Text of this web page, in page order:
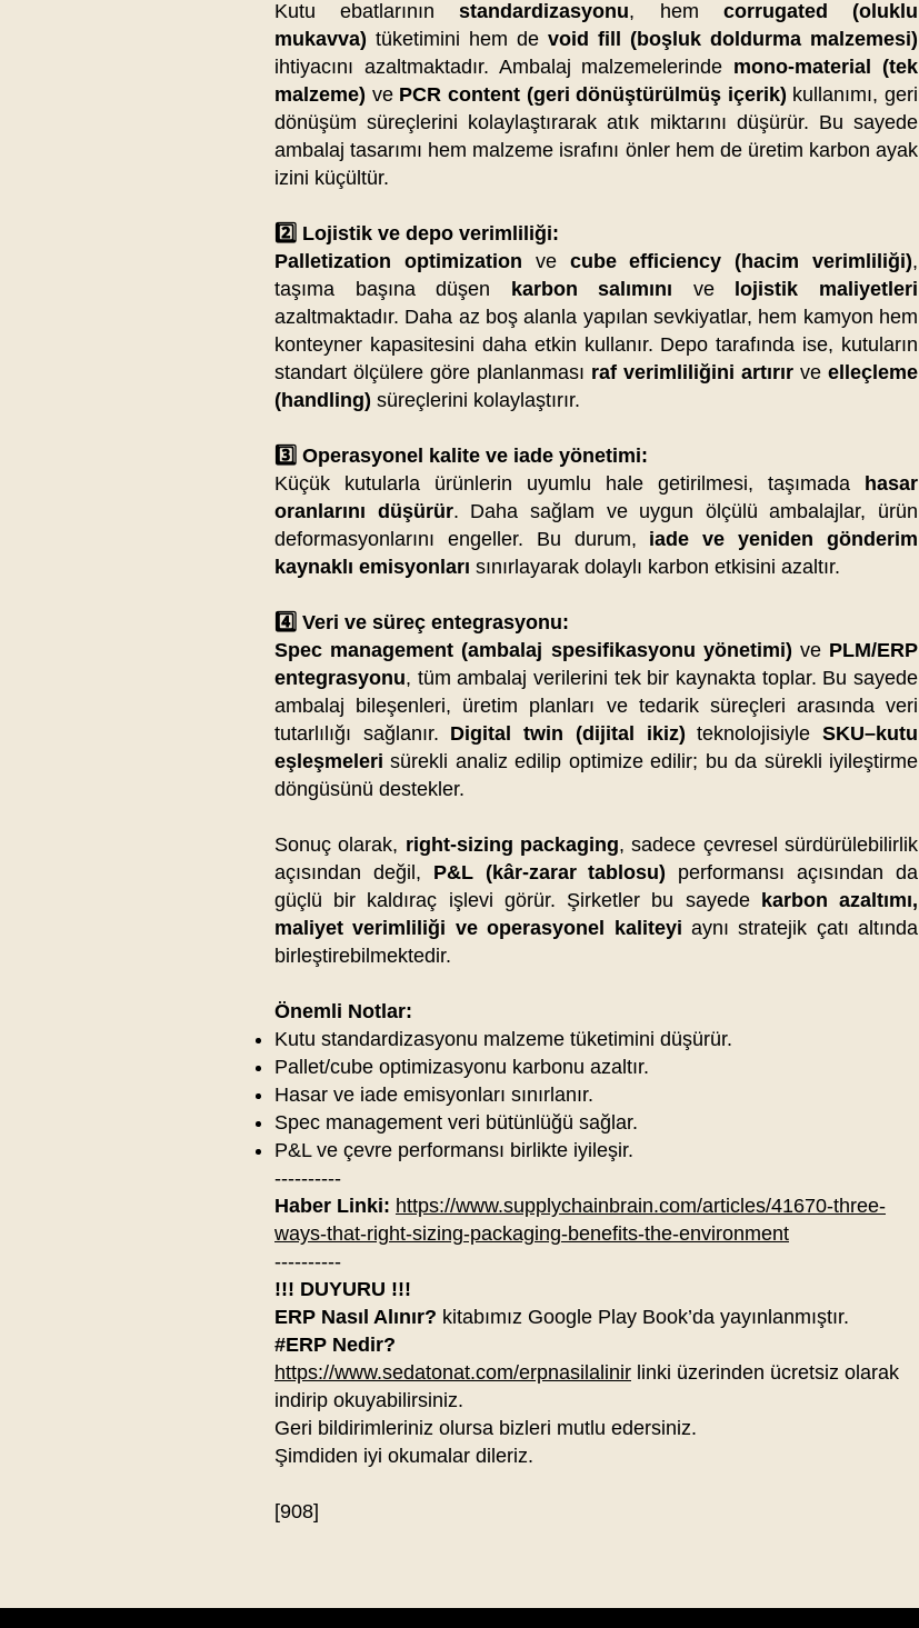
Kutu ebatlarınınstandardizasyonu, hem corrugated (oluklu
mukavva) tüketimini hem de void fill (boşluk doldurma malzemesi)
ihtiyacını azaltmaktadır. Ambalaj malzemelerinde mono-material (tek
malzeme) ve PCR content (geri dönüştürülmüş içerik) kullanımı, geri
dönüşüm süreçlerini kolaylaştırarak atık miktarını düşürür. Bu sayede
ambalaj tasarımı hem malzeme israfını önler hem de üretim karbon ayak
izini küçültür.
2️⃣ Lojistik ve depo verimliliği:
Palletization optimization ve cube efficiency (hacim verimliliği),
taşıma başına düşen
karbon salımını ve
lojistik maliyetleri
azaltmaktadır. Daha az boş alanla yapılan sevkiyatlar, hem kamyon hem
konteyner kapasitesini daha etkin kullanır. Depo tarafında ise, kutuların
standart ölçülere göre planlanması raf verimliliğini artırır ve elleçleme
(handling) süreçlerini kolaylaştırır.
3️⃣ Operasyonel kalite ve iade yönetimi:
Küçük kutularla ürünlerin uyumlu hale getirilmesi, taşımada
hasar
oranlarını düşürür. Daha sağlam ve uygun ölçülü ambalajlar, ürün
deformasyonlarını engeller. Bu durum, iade ve yeniden gönderim
kaynaklı emisyonları sınırlayarak dolaylı karbon etkisini azaltır.
4️⃣ Veri ve süreç entegrasyonu:
Spec management (ambalaj spesifikasyonu yönetimi) ve PLM/ERP
entegrasyonu, tüm ambalaj verilerini tek bir kaynakta toplar. Bu sayede
ambalaj bileşenleri, üretim planları ve tedarik süreçleri arasında veri
tutarlılığı sağlanır. Digital twin (dijital ikiz) teknolojisiyleSKU–kutu
eşleşmeleri sürekli analiz edilip optimize edilir; bu da sürekli iyileştirme
döngüsünü destekler.
Sonuç olarak, right-sizing packaging, sadece çevresel sürdürülebilirlik
açısından değil, P&L (kâr-zarar tablosu) performansı açısından da
güçlü bir kaldıraç işlevi görür. Şirketler bu sayede
karbon azaltımı,
maliyet verimliliği ve operasyonel kaliteyi aynı stratejik çatı altında
birleştirebilmektedir.
Önemli Notlar:
Kutu standardizasyonu malzeme tüketimini düşürür.
Pallet/cube optimizasyonu karbonu azaltır.
Hasar ve iade emisyonları sınırlanır.
Spec management veri bütünlüğü sağlar.
P&L ve çevre performansı birlikte iyileşir.
----------
Haber Linki: https://www.supplychainbrain.com/articles/41670-three-
ways-that-right-sizing-packaging-benefits-the-environment
----------
!!! DUYURU !!!
ERP Nasıl Alınır? kitabımız Google Play Book’da yayınlanmıştır.
#ERP Nedir?
https://www.sedatonat.com/erpnasilalinir linki üzerinden ücretsiz olarak
indirip okuyabilirsiniz.
Geri bildirimleriniz olursa bizleri mutlu edersiniz.
Şimdiden iyi okumalar dileriz.
[908]